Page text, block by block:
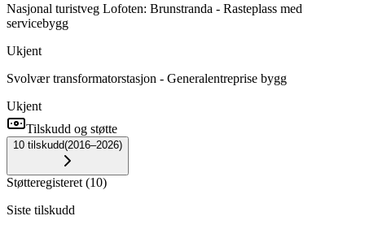
Nasjonal turistveg Lofoten: Brunstranda - Rasteplass med
servicebygg
Ukjent
Svolvær transformatorstasjon - Generalentreprise bygg
Ukjent
Tilskudd og støtte
10 tilskudd(2016–2026)
Støtteregisteret (10)
Siste tilskudd